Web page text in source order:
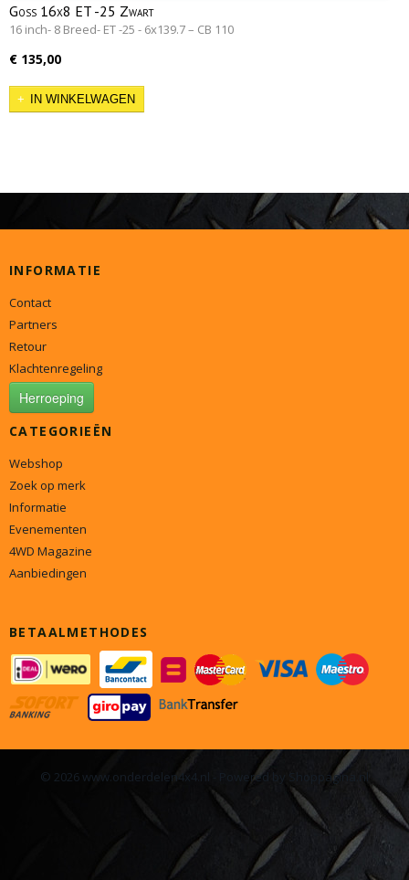
Goss 16x8 ET -25 Zwart
16 inch- 8 Breed- ET -25 - 6x139.7 – CB 110
€ 135,00
IN WINKELWAGEN
INFORMATIE
Contact
Partners
Retour
Klachtenregeling
Herroeping
CATEGORIEËN
Webshop
Zoek op merk
Informatie
Evenementen
4WD Magazine
Aanbiedingen
BETAALMETHODES
© 2026 www.onderdelen4x4.nl - Powered by Shoppagina.nl